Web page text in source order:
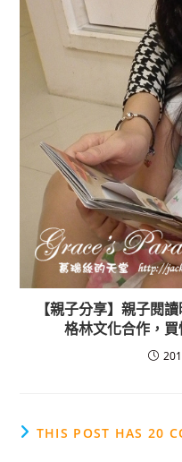
【親子分享】親子閱
格林文化合作，
THIS POST HAS 20